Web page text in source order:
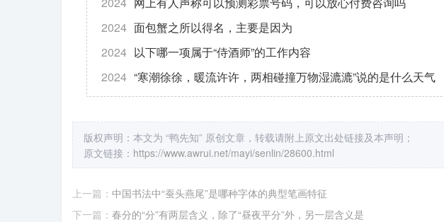
2024 面包蟹之所以得名，主要是因为
2024 以下哪一项属于“侍酒师”的工作内容
2024 “寒潮徐徐，暖流许许，两相碰撞万物湿漉漉”说的是什么天气
版权声明：本文为 “鸭先知” 原创文章，转载请附上原文出处链接及本声明；
原文链接： https://www.awrui.net/mayi/senlin/28600.html
上一篇： 中国书法中“蚕头燕尾”是哪种字体的典型笔画特征
下一篇： 春分的“分”有两层含义，除了“昼夜平分”外，另一层含义是